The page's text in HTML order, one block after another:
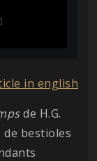
in english
de H.G.
bestioles